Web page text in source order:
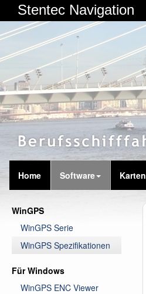
Stentec Navigation
Home Software Karten
WinGPS
WinGPS Serie
WinGPS Spezifikationen
Für Windows
WinGPS ENC Viewer